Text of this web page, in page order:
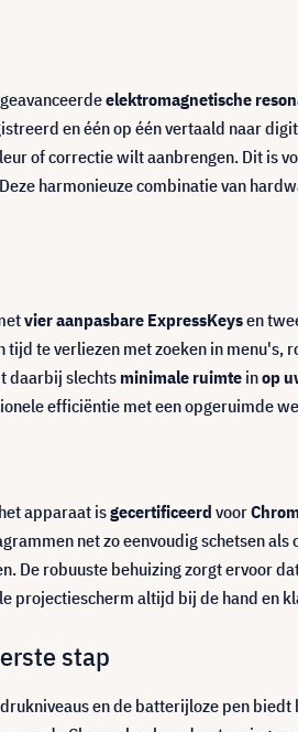
elektromagnetische
en één op één vertaald naar
of correctie wilt aanbrengen. Dit is
harmonieuze combinatie van
vier aanpasbare ExpressKeysen
te verliezen met zoeken in menu's,
daarbij slechts minimale ruimte inop
efficiëntie met een opgeruimde
apparaat isgecertificeerd voor
net zo eenvoudig schetsen als
De robuuste behuizing zorgt ervoor
projectiescherm altijd bij de hand en
stap
en de batterijloze pen biedt